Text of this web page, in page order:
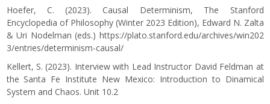
Hoefer, C. (2023). Causal Determinism, The Stanford
Encyclopedia of Philosophy (Winter 2023 Edition), Edward N. Zalta
& Uri Nodelman (eds.) https://plato.stanford.edu/archives/win202
3/entries/determinism-causal/
Kellert, S. (2023). Interview with Lead Instructor David Feldman at
the Santa Fe Institute New Mexico: Introduction to Dinamical
System and Chaos. Unit 10.2